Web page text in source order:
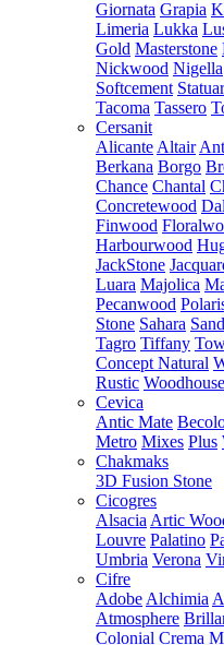
Giornata Grapia
Limeria Lukka
Gold Masterstone
Nickwood Nigella
Softcement
Tacoma Tassero
Cersanit
Alicante Altair
Berkana Borgo
Chance Chantal
Concretewood
Finwood
Harbourwood
JackStone
Luara Majolica
Pecanwood
Stone Sahara
Tagro Tiffany
Concept Natural
Rustic Woodhouse
Cevica
Antic Mate
Metro Mixes Plus
Chakmaks
3D Fusion Stone
Cicogres
Alsacia Artic
Louvre Palatino
Umbria Verona
Cifre
Adobe Alchimia
Atmosphere
Colonial Crema